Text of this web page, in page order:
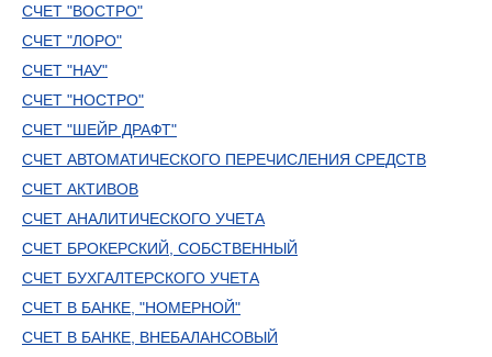
СЧЕТ "ВОСТРО"
СЧЕТ "ЛОРО"
СЧЕТ "НАУ"
СЧЕТ "НОСТРО"
СЧЕТ "ШЕЙР ДРАФТ"
СЧЕТ АВТОМАТИЧЕСКОГО ПЕРЕЧИСЛЕНИЯ СРЕДСТВ
СЧЕТ АКТИВОВ
СЧЕТ АНАЛИТИЧЕСКОГО УЧЕТА
СЧЕТ БРОКЕРСКИЙ, СОБСТВЕННЫЙ
СЧЕТ БУХГАЛТЕРСКОГО УЧЕТА
СЧЕТ В БАНКЕ, "НОМЕРНОЙ"
СЧЕТ В БАНКЕ, ВНЕБАЛАНСОВЫЙ